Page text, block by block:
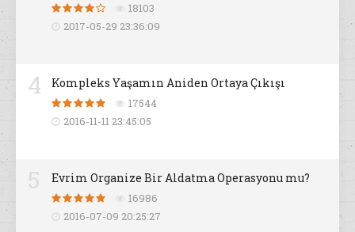
18103
2017-05-29 23:36:09
4 Kompleks Yaşamın Aniden Ortaya Çıkışı
17544
2016-11-11 23:45:05
Evrim Organize Bir Aldatma Operasyonu mu?
16986
2016-07-09 20:25:27